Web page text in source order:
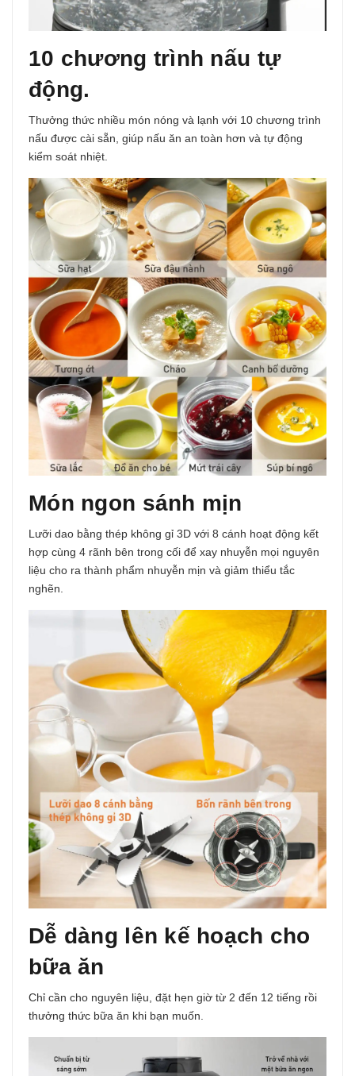
10 chương trình nấu tự
động.
Thưởng thức nhiều món nóng và lạnh với 10 chương trình
nấu được cài sẵn , giúp nấu ăn an toàn hơn và tự động
kiểm soát nhiệt.
Món ngon sánh mịn
Lưỡi dao bằng thép không gỉ 3D với 8 cánh hoạt động kết
hợp cùng 4 rãnh bên trong cối để xay nhuyễn mọi nguyên
liệu cho ra thành phẩm nhuyễn mịn và giảm thiểu tắc
nghẽn.
Dễ dàng lên kế hoạch cho
bữa ăn
Chỉ cần cho nguyên liệu, đặt hẹn giờ từ 2 đến 12 tiếng rồi
thưởng thức bữa ăn khi bạn muốn.